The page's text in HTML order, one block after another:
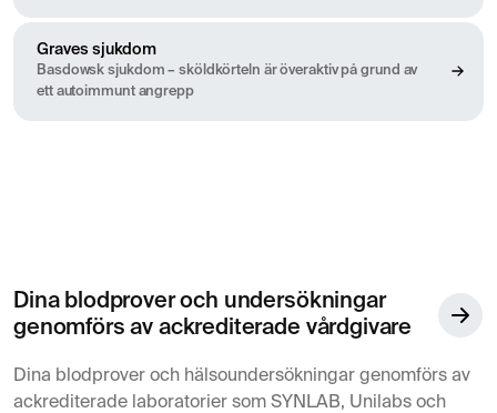
Graves sjukdom
Basdowsk sjukdom – sköldkörteln är överaktiv på grund av
ett autoimmunt angrepp
Dina blodprover och undersökningar
genomförs av ackrediterade vårdgivare
Dina blodprover och hälsoundersökningar genomförs av
ackrediterade laboratorier som SYNLAB, Unilabs och